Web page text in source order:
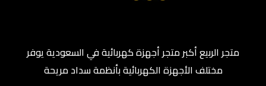
متجر الربيع أكبر متجر أجهزة كهربائية في السعودية يوفر
مختلف الأجهزة الكهربائية بأنظمة سداد مريحة